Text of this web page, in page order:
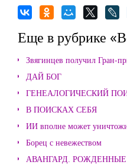
Еще в рубрике
Звягинцев получил Гран-
ДАЙ БОГ
ГЕНЕАЛОГИЧЕСКИЙ
В ПОИСКАХ СЕБЯ
ИИ вполне может
Борец с невежеством
АВАНГАРД.